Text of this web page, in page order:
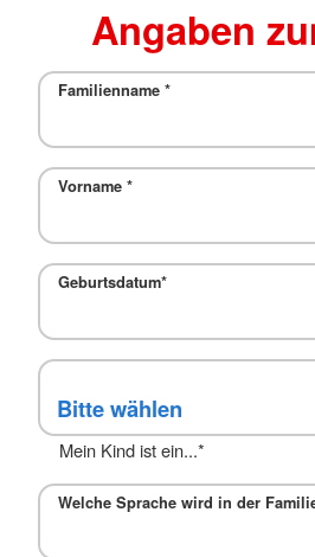
Angaben
Familienname *
Vorname *
Geburtsdatum*
Mein Kind ist ein...*
Welche Sprache wird in der